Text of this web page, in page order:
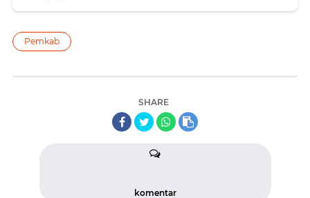
Pemkab
SHARE
komentar